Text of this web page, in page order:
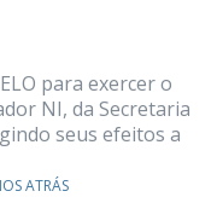
para exercer o
NI, da Secretaria
seus efeitos a
ATRÁS